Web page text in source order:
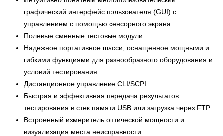
графический интерфейс пользователя (GUI) с
управлением с помощью сенсорного экрана.
Полевые сменные тестовые модули.
Надежное портативное шасси, оснащенное мощными и
гибкими функциями для разнообразного оборудования и
условий тестирования.
Дистанционное управление CLI/SCPI.
Быстрая и эффективная передача результатов
тестирования в стек памяти USB или загрузка через FTP.
Встроенный измеритель оптической мощности и
визуализация места неисправности.